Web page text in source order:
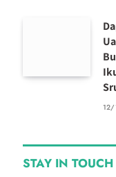
STAY IN TOUCH